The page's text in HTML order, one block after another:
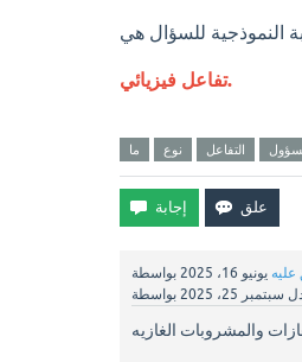
تفاعل فيزيائي.
ما نوع التفاعل
عليه يونيو 16، 2025
سبتمبر 25، 2025
والمشروبات الغازيه